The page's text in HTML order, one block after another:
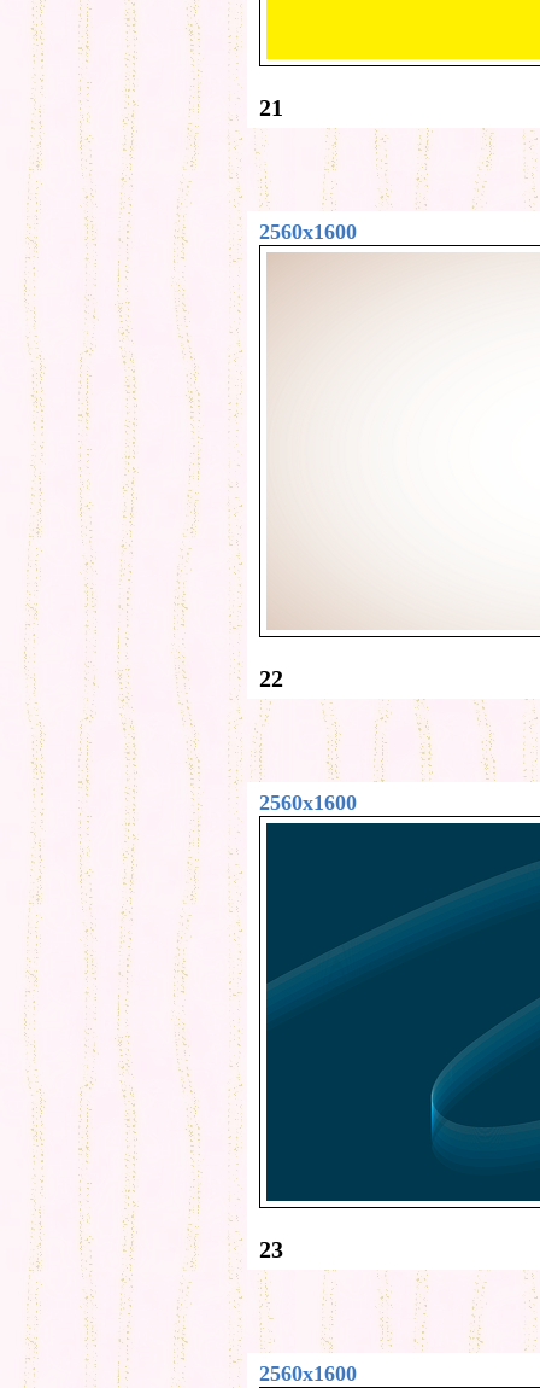
21
2560x1600
22
2560x1600
23
2560x1600